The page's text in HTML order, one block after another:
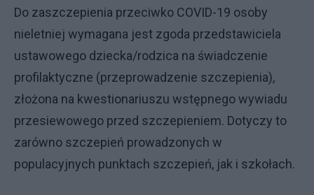
Do zaszczepienia przeciwko COVID-19 osoby
nieletniej wymagana jest zgoda przedstawiciela
ustawowego dziecka/rodzica na świadczenie
profilaktyczne (przeprowadzenie szczepienia),
złożona na kwestionariuszu wstępnego wywiadu
przesiewowego przed szczepieniem. Dotyczy to
zarówno szczepień prowadzonych w
populacyjnych punktach szczepień, jak i szkołach.